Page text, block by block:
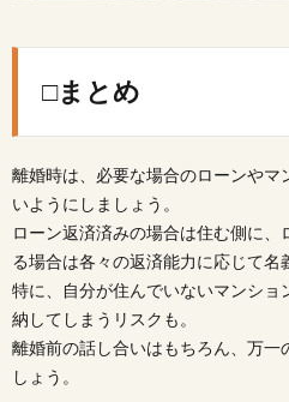
□まとめ
離婚時は、必要な場合のローンやマ
いようにしましょう。
ローン返済済みの場合は住む側に
る場合は各々の返済能力に応じて名
特に、自分が住んでいないマンシ
納してしまうリスクも。
離婚前の話し合いはもちろん、万一
しょう。